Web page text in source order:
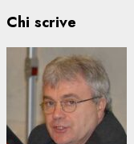
Chi scrive